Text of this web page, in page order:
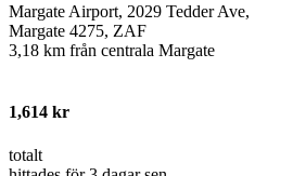
Margate Airport, 2029 Tedder Ave,
Margate 4275, ZAF
3,18 km från centrala Margate
1,614 kr
totalt